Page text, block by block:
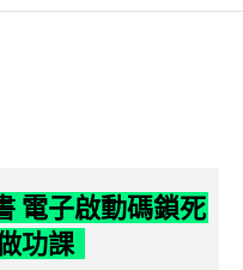
電子啟動碼鎖死
功課